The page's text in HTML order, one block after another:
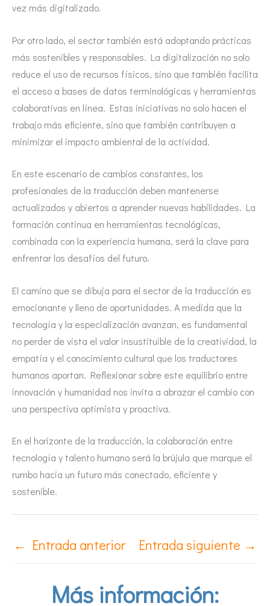
vez más digitalizado.
Por otro lado, el sector también está adoptando prácticas
más sostenibles y responsables. La digitalización no solo
reduce el uso de recursos físicos, sino que también facilita
el acceso a bases de datos terminológicas y herramientas
colaborativas en línea. Estas iniciativas no solo hacen el
trabajo más eficiente, sino que también contribuyen a
minimizar el impacto ambiental de la actividad.
En este escenario de cambios constantes, los
profesionales de la traducción deben mantenerse
actualizados y abiertos a aprender nuevas habilidades. La
formación continua en herramientas tecnológicas,
combinada con la experiencia humana, será la clave para
enfrentar los desafíos del futuro.
El camino que se dibuja para el sector de la traducción es
emocionante y lleno de oportunidades. A medida que la
tecnología y la especialización avanzan, es fundamental
no perder de vista el valor insustituible de la creatividad, la
empatía y el conocimiento cultural que los traductores
humanos aportan. Reflexionar sobre este equilibrio entre
innovación y humanidad nos invita a abrazar el cambio con
una perspectiva optimista y proactiva.
En el horizonte de la traducción, la colaboración entre
tecnología y talento humano será la brújula que marque el
rumbo hacia un futuro más conectado, eficiente y
sostenible.
← Entrada anterior Entrada siguiente →
Más información: